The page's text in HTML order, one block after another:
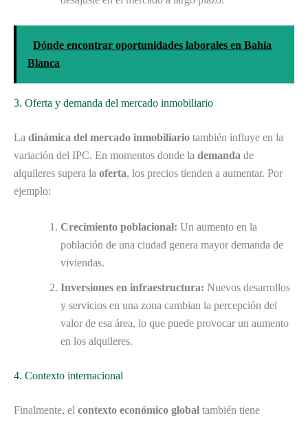
Dónde encontrar oportunidades laborales en Bahía
Blanca
3. Oferta y demanda del mercado inmobiliario
La dinámica del mercado inmobiliario también influye en la
variación del IPC. En momentos donde la demanda de
alquileres supera la oferta, los precios tienden a aumentar. Por
ejemplo:
Crecimiento poblacional: Un aumento en la
población de una ciudad genera mayor demanda de
viviendas.
Inversiones en infraestructura: Nuevos desarrollos
y servicios en una zona cambian la percepción del
valor de esa área, lo que puede provocar un aumento
en los alquileres.
4. Contexto internacional
Finalmente, el contexto económico global también tiene